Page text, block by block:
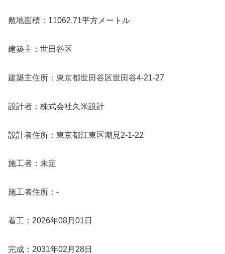
敷地面積：11062.71平方メートル
建築主：世田谷区
建築主住所：東京都世田谷区世田谷4-21-27
設計者：株式会社久米設計
設計者住所：東京都江東区潮見2-1-22
施工者：未定
施工者住所：-
着工：2026年08月01日
完成：2031年02月28日